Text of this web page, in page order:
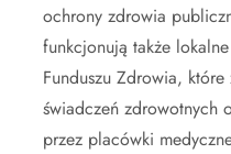
ochrony zdrowia
funkcjonują także
Funduszu Zdrowia,
świadczeń zdrowotnych
przez placówki